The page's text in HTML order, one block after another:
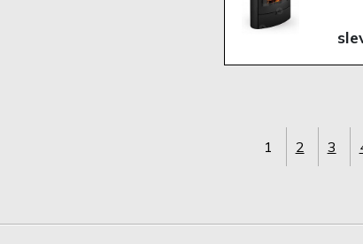
1 2 3